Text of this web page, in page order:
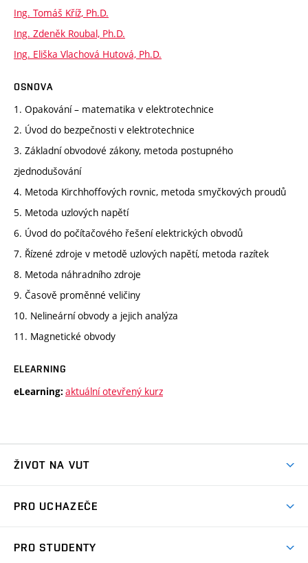
Ing. Tomáš Kříž, Ph.D.
Ing. Zdeněk Roubal, Ph.D.
Ing. Eliška Vlachová Hutová, Ph.D.
OSNOVA
1. Opakování – matematika v elektrotechnice
2. Úvod do bezpečnosti v elektrotechnice
3. Základní obvodové zákony, metoda postupného
zjednodušování
4. Metoda Kirchhoffových rovnic, metoda smyčkových proudů
5. Metoda uzlových napětí
6. Úvod do počítačového řešení elektrických obvodů
7. Řízené zdroje v metodě uzlových napětí, metoda razítek
8. Metoda náhradního zdroje
9. Časově proměnné veličiny
10. Nelineární obvody a jejich analýza
11. Magnetické obvody
ELEARNING
eLearning: aktuální otevřený kurz
ŽIVOT NA VUT
Koleje
PRO UCHAZEČE
PRO STUDENTY